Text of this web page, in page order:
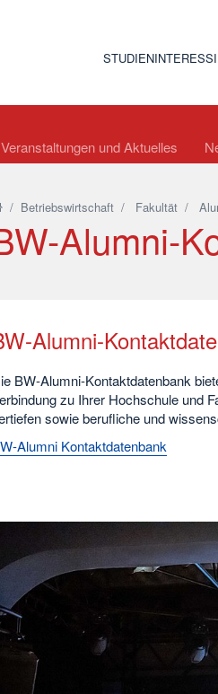
Veranstaltungen und Aktuelles
/ Betriebswirtschaft/ Fakultät/
Alumni-
Alumni-
BW-Alumni-Kontaktdatenbank
zu Ihrer Hochschule und
sowie berufliche und
Alumni Kontaktdatenbank